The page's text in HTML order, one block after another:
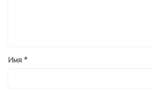
Имя *